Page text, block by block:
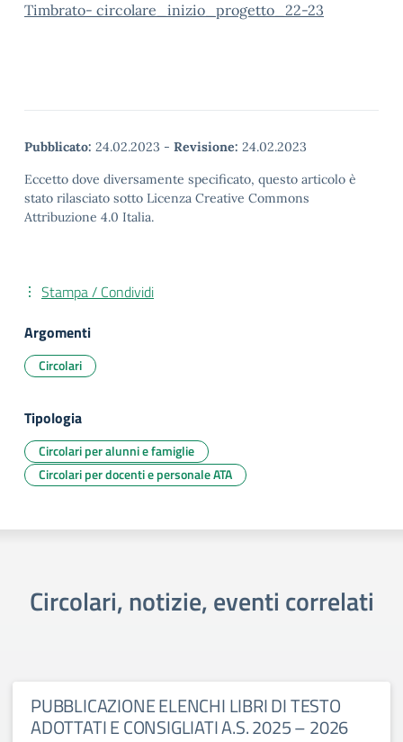
Timbrato- circolare_inizio_progetto_22-23
Pubblicato: 24.02.2023 - Revisione: 24.02.2023
Eccetto dove diversamente specificato, questo articolo è
stato rilasciato sotto Licenza Creative Commons
Attribuzione 4.0 Italia.
Stampa / Condividi
Argomenti
Circolari
Tipologia
Circolari per alunni e famiglie
Circolari per docenti e personale ATA
Circolari, notizie, eventi correlati
PUBBLICAZIONE ELENCHI LIBRI DI TESTO
ADOTTATI E CONSIGLIATI A.S. 2025 – 2026